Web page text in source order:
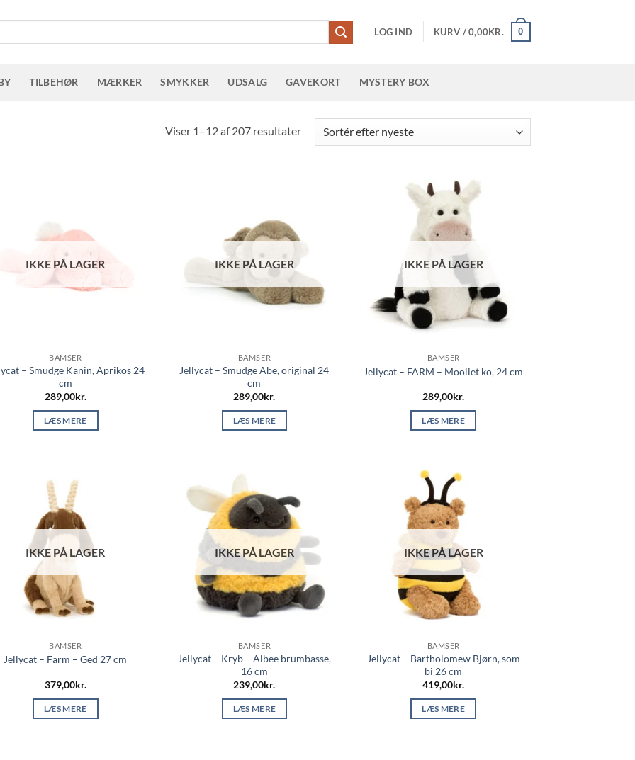
LOG IND KURV /0,00KR. 0
TILBEHØR MÆRKER SMYKKER UDSALG GAVEKORT MYSTERY BOX
Viser 1–12 af 207 resultaterSorteret
efter
IKKE PÅ LAGER
BAMSER
– Smudge Kanin, Aprikos 24
cm
289,00kr.
LÆS MERE
IKKE PÅ LAGER
BAMSER
Jellycat – Smudge Abe, original 24
cm
289,00kr.
LÆS MERE
IKKE PÅ LAGER
BAMSER
Jellycat – FARM – Mooliet ko, 24 cm
289,00kr.
LÆS MERE
IKKE PÅ LAGER
BAMSER
Jellycat – Farm – Ged 27 cm
379,00kr.
LÆS MERE
IKKE PÅ LAGER
BAMSER
Jellycat – Kryb – Albee brumbasse,
16 cm
239,00kr.
LÆS MERE
IKKE PÅ LAGER
BAMSER
Jellycat – Bartholomew Bjørn, som
bi 26 cm
419,00kr.
LÆS MERE